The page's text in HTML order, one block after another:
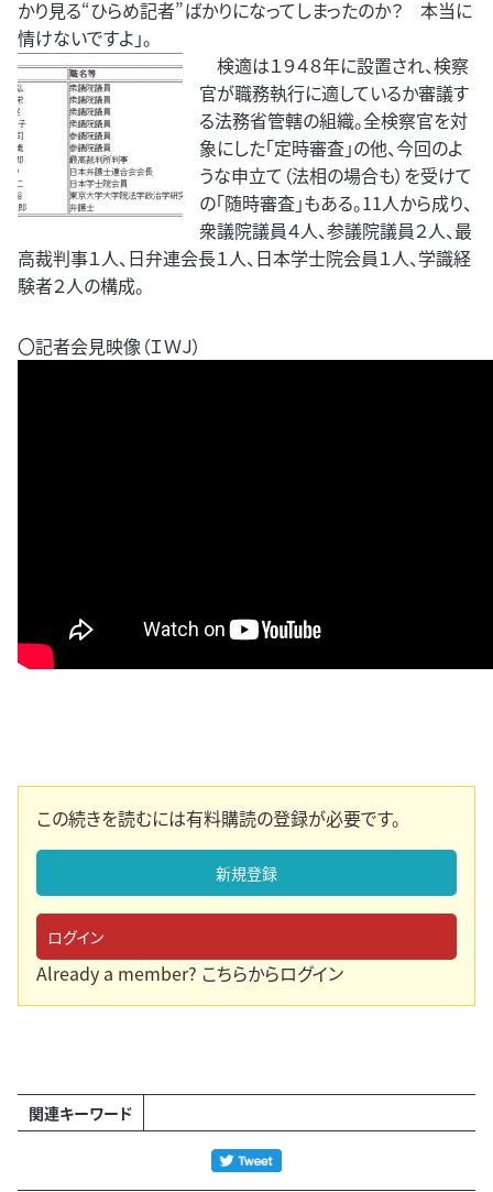
かり見る“ひらめ記者”ばかりになってしまったのか？ 本当に
情けないですよ」。
検適は１９４８年に設置され、検察
官が職務執行に適しているか審議す
る法務省管轄の組織。全検察官を対
象にした「定時審査」の他、今回のよ
うな申立て（法相の場合も）を受けて
の「随時審査」もある。11人から成り、
衆議院議員４人、参議院議員２人、最
高裁判事１人、日弁連会長１人、日本学士院会員１人、学識経
験者２人の構成。
〇記者会見映像（ＩＷＪ）
この続きを読むには有料購読の登録が必要です。
新規登録
ログイン
Already a member? こちらからログイン
関連キーワード